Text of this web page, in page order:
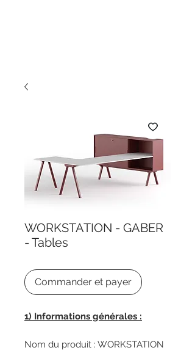
WORKSTATION - GABER
- Tables
Commander et payer
1) Informations générales :
Nom du produit : WORKSTATION